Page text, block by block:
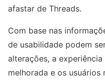
afastar de Threads.
Com base nas
de usabilidade podem
alterações, a
melhorada e os